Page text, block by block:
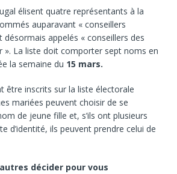
élisent quatre représentants à la
auparavant « conseillers
désormais appelés « conseillers des
». La liste doit comporter sept noms en
la semaine du 15 mars.
être inscrits sur la liste électorale
mariées peuvent choisir de se
de jeune fille et, s’ils ont plusieurs
d’identité, ils peuvent prendre celui de
décider pour vous